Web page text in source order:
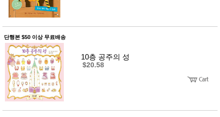
단행본 $50 이상 무료배송
10층 공주의 성
$20.58